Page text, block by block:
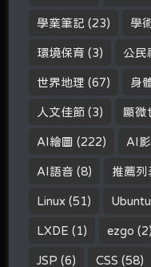
學業筆記 (23) 學
環境保育 (3) 公民
世界地理 (67) 身
人文佳節 (3) 顯微
AI繪圖 (222) AI
AI語音 (8) 推薦列
Linux (51) Ubuntu
LXDE (1) ezgo (2)
JSP (6) CSS (58)